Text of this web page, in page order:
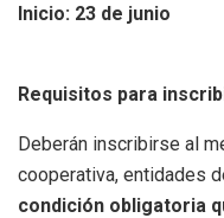
Inicio: 23 de junio
Requisitos para
Deberán inscribirse al
cooperativa, entidades
condición obligatoria